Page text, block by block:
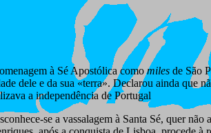
à Sé Apostólica comomiles de São
dele e da sua «terra». Declarou ainda que
a independência de Portugal
se a vassalagem à Santa Sé, quer não